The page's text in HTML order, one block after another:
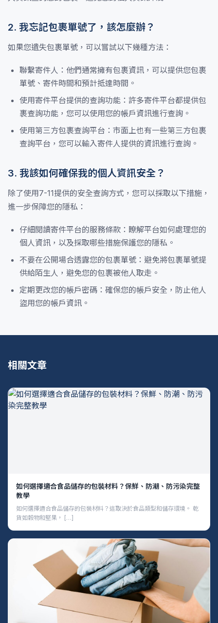
2. 我忘記包裹單號了，該怎麼辦？
如果您遺失包裹單號，可以嘗試以下幾種方法：
聯繫寄件人：他們通常擁有包裹資訊，可以提供您包裹
單號、寄件時間和預計抵達時間。
使用寄件平台提供的查詢功能：許多寄件平台都提供包
裹查詢功能，您可以使用您的帳戶資訊進行查詢。
使用第三方包裹查詢平台：市面上也有一些第三方包裹
查詢平台，您可以輸入寄件人提供的資訊進行查詢。
3. 我該如何確保我的個人資訊安全？
除了使用7-11提供的安全查詢方式，您可以採取以下措施，
進一步保障您的隱私：
仔細閱讀寄件平台的服務條款：瞭解平台如何處理您的
個人資訊，以及採取哪些措施保護您的隱私。
不要在公開場合透露您的包裹單號：避免將包裹單號提
供給陌生人，避免您的包裹被他人取走。
定期更改您的帳戶密碼：確保您的帳戶安全，防止他人
盜用您的帳戶資訊。
相關文章
如何選擇適合食品儲存的包裝材料？保鮮、防潮、防污染完整
教學
如何選擇適合食品儲存的包裝材料？這取決於食品類型和儲存環境。 乾
貨如穀物和堅果， […]